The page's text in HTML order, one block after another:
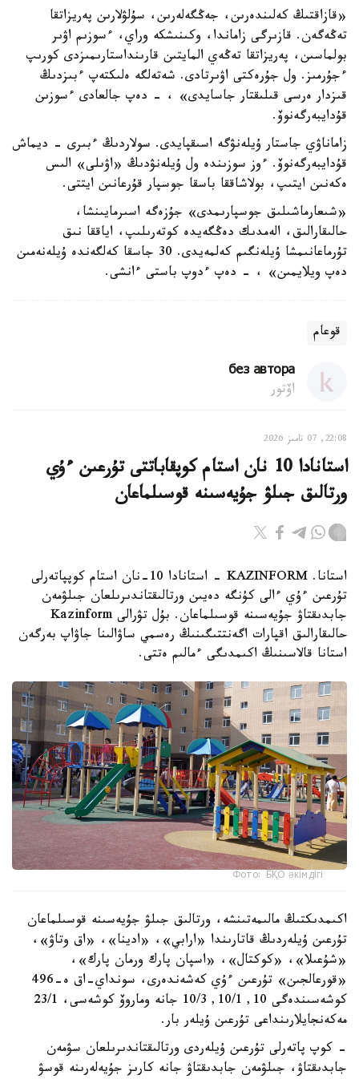
«قازاقتىڭ كەلىندەرىن، جەڭگەلەرىن، سۇلۋلارىن پەريزاتقا
تەڭەگەن. قازىرگى زاماندا، وكىنىشكە وراي، ءسوزىم اۋىر
بولماسىن، پەريزاتقا تەڭەي المايتىن قارىنداستارىمىزدى كورىپ
ءجۇرمىز. ول جۇرەكتى اۋىرتادى. شەتەلگە ەلىكتەپ ءبىزدىڭ
قىزدار ەرسى قىلىقتار جاسايدى» ، - دەپ جالعادى ءسوزىن
قۇدايبەرگەنوۆ.
زاماناۋي جاستار ۇيلەنۋگە اسىقپايدى. سولاردىڭ ءبىرى - ديماش
قۇدايبەرگەنوۆ. ءوز سوزىندە ول ۇيلەنۋدىڭ «اۋىلى» الىس
ەكەنىن ايتىپ، بولاشاققا باسقا جوسپار قۇرعانىن ايتتى.
«شىعارماشىلىق جوسپارىمدى» جۇزەگە اسىرمايىنشا،
حالىقارالىق، الەمدىك دەڭگەيدە كوتەرىلىپ، اياققا نىق
تۇرماعانىمشا ۇيلەنگىم كەلمەيدى. 30 جاسقا كەلگەندە ۇيلەنەمىن
دەپ ويلايمىن» ، - دەپ ءدوپ باستى ءانشى.
قوعام
без автора
اۆتور
22:08, 07 تامىز 2026
استانادا 10 نان استام كوپقاباتتى تۇرعىن ءۇي
ورتالىق جىلۋ جۇيەسىنە قوسىلماعان
استانا. KAZINFORM - استانادا 10-نان استام كوپپاتەرلى
تۇرعىن ءۇي ءالى كۇنگە دەيىن ورتالىقتاندىرىلعان جىلۋمەن
جابدىقتاۋ جۇيەسىنە قوسىلماعان. بۇل تۋرالى Kazinform
حالىقارالىق اقپارات اگەنتتىگىنىڭ رەسمي ساۋالىنا جاۋاپ بەرگەن
استانا قالاسىنىڭ اكىمدىگى ءمالىم ەتتى.
Фото: БҚО әкімдігі
اكىمدىكتىڭ مالىمەتىنشە، ورتالىق جىلۋ جۇيەسىنە قوسىلماعان
تۇرعىن ۇيلەردىڭ قاتارىندا «ارابي»، «ادينا»، «اق وتاۋ»،
«شۇعىلا»، «كوكتال»، «اسپان پارك ورمان پارك»،
«قورعالجىن» تۇرعىن ءۇي كەشەندەرى، سونداي-اق ە-496
كوشەسىندەگى 10, 10/1, 10/3 جانە وماروۆ كوشەسى، 23/1
مەكەنجايلارىنداعى تۇرعىن ۇيلەر بار.
- كوپ پاتەرلى تۇرعىن ۇيلەردى ورتالىقتاندىرىلعان سۋمەن
جابدىقتاۋ، جىلۋمەن جابدىقتاۋ جانە كارىز جۇيەلەرىنە قوسۋ